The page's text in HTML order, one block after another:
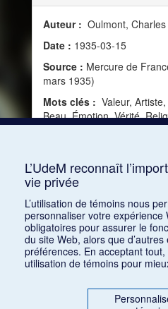
Auteur : Oulmont, Charles
Date : 1935-03-15
Source : Mercure de
mars 1935)
Mots clés : Valeur,
Beau, Émotion, Vérité,
L’UdeM reconnaît
vie privée
L’utilisation de témoins nous
personnaliser votre expérience
obligatoires pour assurer le
du site Web, alors que
préférences. En acceptant
utilisation de témoins pour